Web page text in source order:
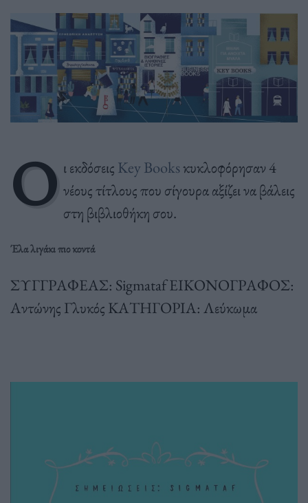
Ο ι εκδόσεις Key Booksκυκλοφόρησαν 4
νέους τίτλους που σίγουρα αξίζει να βάλεις
στη βιβλιοθήκη σου.
Έλα λιγάκι πιο κοντά
ΣΥΓΓΡΑΦΕΑΣ: Sigmataf ΕΙΚΟΝΟΓΡΑΦΟΣ:
Αντώνης Γλυκός ΚΑΤΗΓΟΡΙΑ: Λεύκωμα